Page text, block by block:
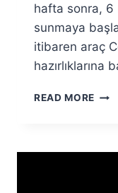
hafta sonra, 6
sunmaya
itibaren araç
hazırlıklarına
READ MORE